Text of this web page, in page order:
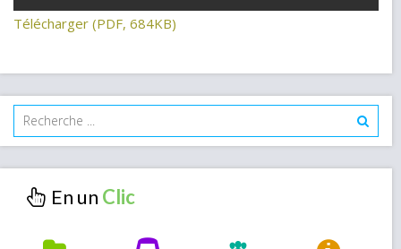
Télécharger (PDF, 684KB)
En un